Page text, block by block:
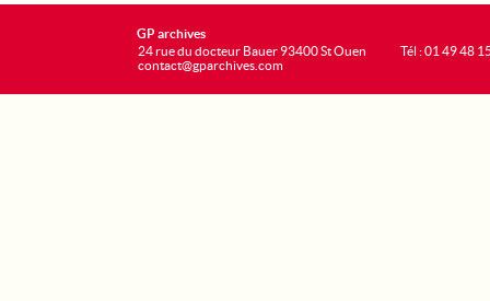
GP archives
24 rue du docteur Bauer 93400 St Ouen
contact@gparchives.com
Tél : 01 49 48